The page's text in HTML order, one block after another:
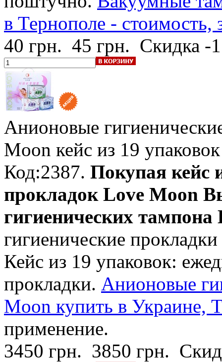
в Тернополе - стоимость,
40 грн. 45 грн. Скидка -
Анионовые
Moon кейс из 19 упаковок
Код:2387. Покупая кейс
прокладок Love Moon
гигиеничеcких
гигиенические
Кейс из 19 упаковок:
прокладки. Анионовые
Moon купить в Украине,
применение.
3450 грн. 3850 грн.